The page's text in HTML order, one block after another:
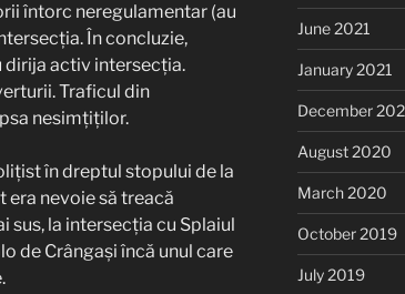
întorc neregulamentar (au
În concluzie,
dirija activ intersecția.
Traficul din
nesimțiților.
în dreptul stopului de la
nevoie să treacă
sus, la intersecția cu Splaiul
de Crângași încă unul care
June 2021
January 2021
December
August 2020
March 2020
October 2019
July 2019